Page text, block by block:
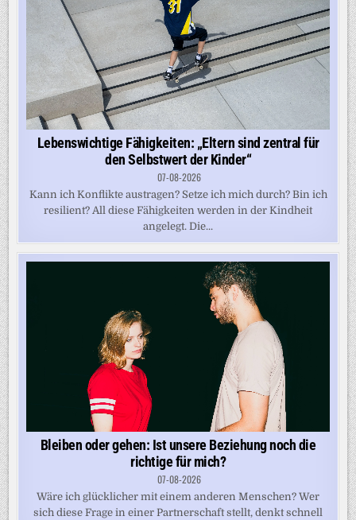
Lebenswichtige Fähigkeiten: „Eltern sind zentral für
den Selbstwert der Kinder“
07-08-2026
Kann ich Konflikte austragen? Setze ich mich durch? Bin ich
resilient? All diese Fähigkeiten werden in der Kindheit
angelegt. Die...
Bleiben oder gehen: Ist unsere Beziehung noch die
richtige für mich?
07-08-2026
Wäre ich glücklicher mit einem anderen Menschen? Wer
sich diese Frage in einer Partnerschaft stellt, denkt schnell